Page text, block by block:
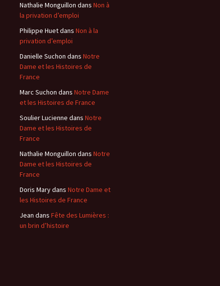
Nathalie Monguillon dans Non à
la privation d’emploi
Philippe Huetdans Non à la
privation d’emploi
Danielle Suchon dans Notre
Dame et les Histoires de
France
Marc Suchon dans Notre Dame
et les Histoires de France
Soulier Lucienne dans Notre
Dame et les Histoires de
France
Nathalie Monguillon dans Notre
Dame et les Histoires de
France
Doris Marydans Notre Dame et
les Histoires de France
Jean dans Fête des Lumières :
un brin d’histoire